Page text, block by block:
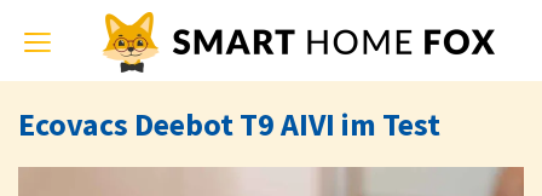
Toggle
navigation
Ecovacs Deebot T9 AIVI im Test